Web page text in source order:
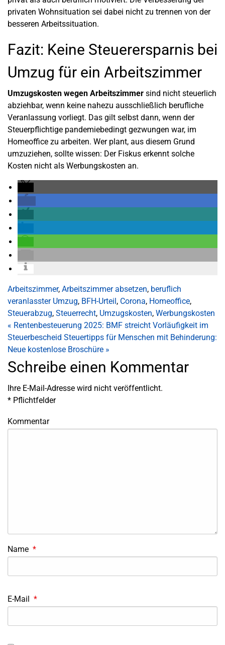
privaten Wohnsituation sei dabei nicht zu trennen von der
besseren Arbeitssituation.
Fazit: Keine Steuerersparnis bei
Umzug für ein Arbeitszimmer
Umzugskosten wegen Arbeitszimmer sind nicht steuerlich
abziehbar, wenn keine nahezu ausschließlich berufliche
Veranlassung vorliegt. Das gilt selbst dann, wenn der
Steuerpflichtige pandemiebedingt gezwungen war, im
Homeoffice zu arbeiten. Wer plant, aus diesem Grund
umzuziehen, sollte wissen: Der Fiskus erkennt solche
Kosten nicht als Werbungskosten an.
Arbeitszimmer, Arbeitszimmer absetzen, beruflich
veranlasster Umzug, BFH-Urteil, Corona, Homeoffice,
Steuerabzug, Steuerrecht, Umzugskosten, Werbungskosten
« Rentenbesteuerung 2025: BMF streicht Vorläufigkeit im
Steuerbescheid Steuertipps für Menschen mit Behinderung:
Neue kostenlose Broschüre »
Schreibe einen Kommentar
Ihre E-Mail-Adresse wird nicht veröffentlicht.
* Pflichtfelder
Kommentar
Name *
E-Mail *